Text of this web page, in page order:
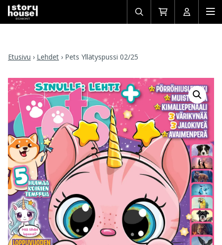
Avaa/sulje
haku
Siirry
ostoskoriin
Avaa/
Etusivu › Lehdet › Pets Yllätyspussi 02/25